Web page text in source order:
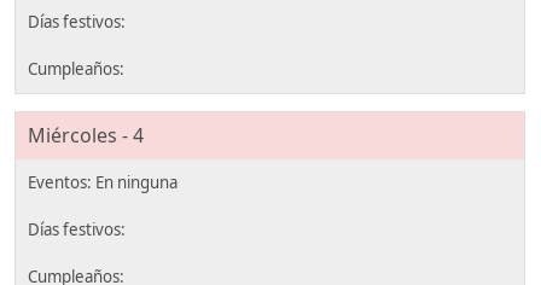
Miércoles - 4